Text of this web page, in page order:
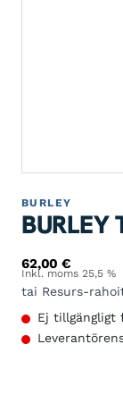
BURLEY
BURLEY
62,00€
Inkl. moms 25,5 %
tai Resurs-
Ej tillgängligt